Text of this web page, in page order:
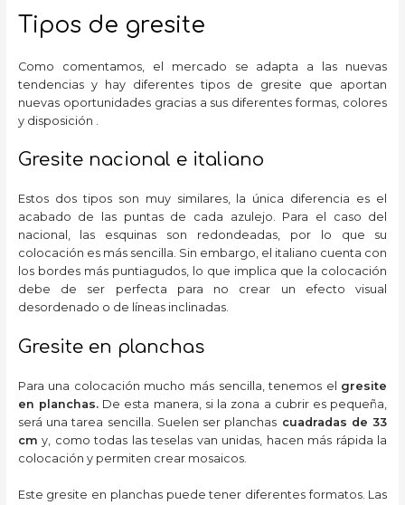
Tipos de gresite
Como comentamos, el mercado se adapta a las nuevas
tendencias y hay diferentes tipos de gresite que aportan
nuevas oportunidades gracias a sus diferentes formas, colores
y disposición .
Gresite nacional e italiano
Estos dos tipos son muy similares, la única diferencia es el
acabado de las puntas de cada azulejo. Para el caso del
nacional, las esquinas son redondeadas, por lo que su
colocación es más sencilla. Sin embargo, el italiano cuenta con
los bordes más puntiagudos, lo que implica que la colocación
debe de ser perfecta para no crear un efecto visual
desordenado o de líneas inclinadas.
Gresite en planchas
Para una colocación mucho más sencilla, tenemos el gresite
en planchas.De esta manera, si la zona a cubrir es pequeña,
será una tarea sencilla. Suelen ser planchas cuadradas de 33
cm y, como todas las teselas van unidas, hacen más rápida la
colocación y permiten crear mosaicos.
Este gresite en planchas puede tener diferentes formatos. Las